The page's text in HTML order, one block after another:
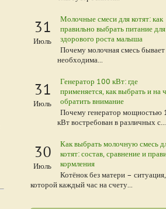
31
Июль
Молочные смеси для котят: как
правильно выбрать питание для
здорового роста малыша
Почему молочная смесь бывает
необходима...
31
Июль
Генератор 100 кВт: где
применяется, как выбрать и на
обратить внимание
Почему генератор мощностью
кВт востребован в различных с...
30
Июль
Как выбрать молочную смесь
котят: состав, сравнение и
кормления
Котёнок без матери –
которой каждый час на счету...